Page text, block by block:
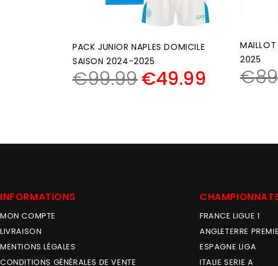
PACK JUNIOR NAPLES DOMICILE
SAISON 2024-2025
€99.99€49.99
2025
€
INFORMATIONS
MON COMPTE
LIVRAISON
MENTIONS LÉGALES
CONDITIONS GÉNÉRALES DE VENTE
FRANCE LIGUE 1
ANGLETERRE
ESPAGNE LIGA
ITALIE SERIE A